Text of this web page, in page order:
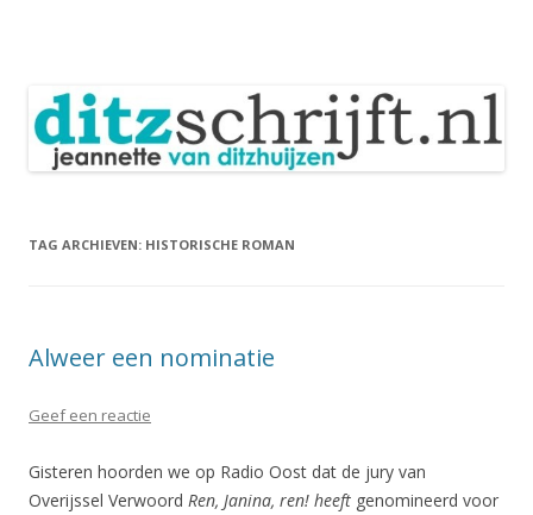
TAG ARCHIEVEN: HISTORISCHE ROMAN
Alweer een nominatie
Geef een reactie
Gisteren hoorden we op Radio Oost dat de jury van
Overijssel Verwoord Ren, Janina, ren! heeft genomineerd voor